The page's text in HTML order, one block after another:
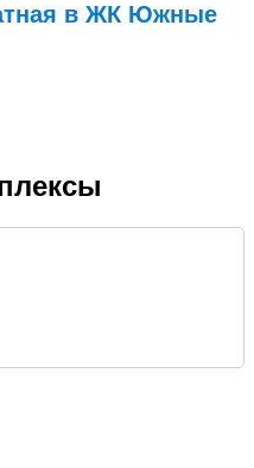
в ЖК Южные